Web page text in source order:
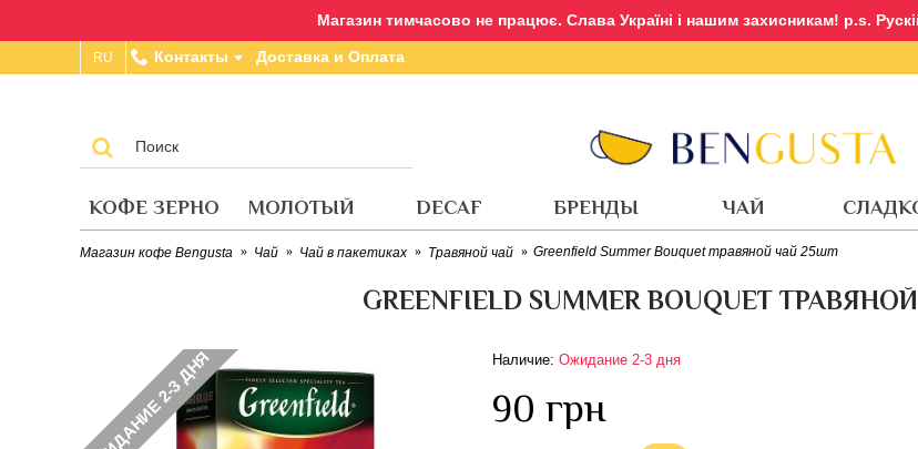
Магазин тимчасово не працює. Слава Україні і нашим захисникам! p.s.
RU Контакты
Доставка и Оплата
КОФЕ ЗЕРНО МОЛОТЫЙ DECAF БРЕНДЫ ЧАЙ
Магазин кофе Bengusta Чай Чай в пакетиках Травяной чай Greenfield Summer Bouquet травяной чай 25шт
GREENFIELD SUMMER BOUQUET
ОЖИДАНИЕ 2-3 ДНЯ Наличие: Ожидание 2-3 дня
90 грн